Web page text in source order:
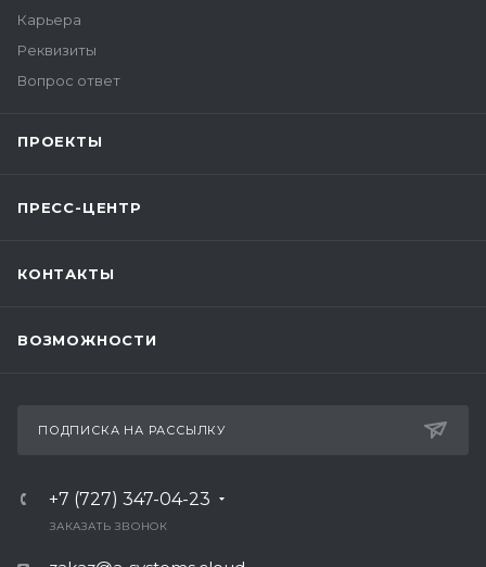
Карьера
Реквизиты
Вопрос ответ
ПРОЕКТЫ
ПРЕСС-ЦЕНТР
КОНТАКТЫ
ВОЗМОЖНОСТИ
ПОДПИСКА НА РАССЫЛКУ
+7 (727) 347-04-23
ЗАКАЗАТЬ ЗВОНОК